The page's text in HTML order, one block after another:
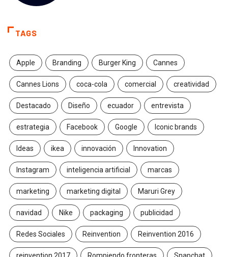
TAGS
Apple Branding Burger King Cannes
Cannes Lions coca-cola comercial creatividad
Destacado Diseño ecuador entrevista
estrategia Facebook Google Iconic brands
Ideas ikea innovación Innovation
Instagram inteligencia artificial marcas
marketing marketing digital Maruri Grey
navidad Nike packaging publicidad
Redes Sociales Reinvention Reinvention 2016
reinvention 2017 Rompiendo fronteras Snapchat